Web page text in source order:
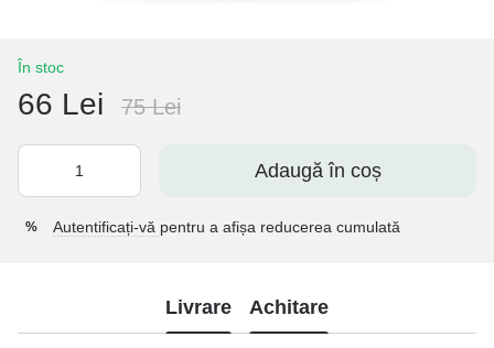
În stoc
66 Lei 75 Lei
Adaugă în coș
% Autentificați-vă pentru a afișa reducerea cumulată
Livrare Achitare